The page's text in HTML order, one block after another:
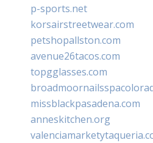
p-sports.net
korsairstreetwear.com
petshopallston.com
avenue26tacos.com
topgglasses.com
missblackpasadena.com
anneskitchen.org